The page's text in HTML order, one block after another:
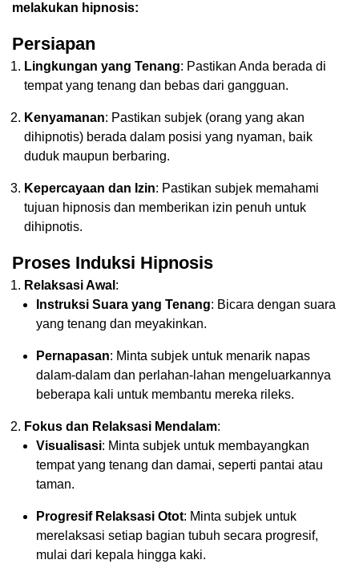
melakukan hipnosis:
Persiapan
Lingkungan yang Tenang: Pastikan Anda berada di
tempat yang tenang dan bebas dari gangguan.
Kenyamanan: Pastikan subjek (orang yang akan
dihipnotis) berada dalam posisi yang nyaman, baik
duduk maupun berbaring.
Kepercayaan dan Izin: Pastikan subjek memahami
tujuan hipnosis dan memberikan izin penuh untuk
dihipnotis.
Proses Induksi Hipnosis
Relaksasi Awal :
Instruksi Suara yang Tenang: Bicara dengan suara
yang tenang dan meyakinkan.
Pernapasan: Minta subjek untuk menarik napas
dalam-dalam dan perlahan-lahan mengeluarkannya
beberapa kali untuk membantu mereka rileks.
Fokus dan Relaksasi Mendalam:
Visualisasi: Minta subjek untuk membayangkan
tempat yang tenang dan damai, seperti pantai atau
taman.
Progresif Relaksasi Otot: Minta subjek untuk
merelaksasi setiap bagian tubuh secara progresif,
mulai dari kepala hingga kaki.